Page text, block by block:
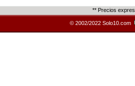
** Precios
© 2002/2022 Solo10.com